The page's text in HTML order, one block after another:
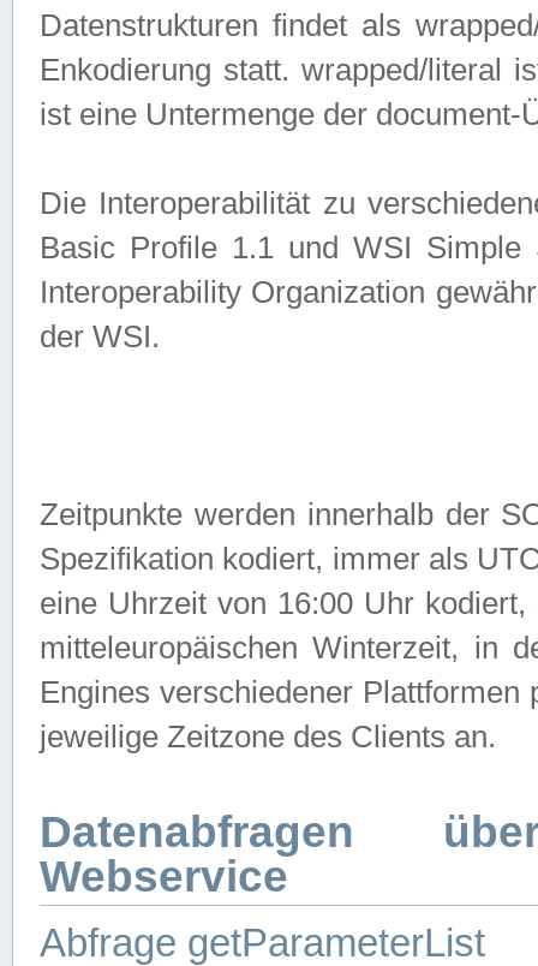
Datenstrukturen findet als
Enkodierung statt. wrapped/literal
ist eine Untermenge der
Die Interoperabilität zu
Basic Profile 1.1 und WSI
Interoperability Organization
der WSI.
Zeitpunkte werden innerhalb der
Spezifikation kodiert, immer als
eine Uhrzeit von 16:00 Uhr
mitteleuropäischen Winterzeit, in
Engines verschiedener
jeweilige Zeitzone des Clients an.
Datenabfragen
Webservice
Abfrage getParameterList